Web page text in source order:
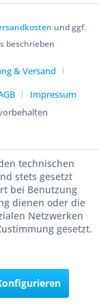
und ggf.
beschrieben
& Versand
Impressum
technischen
stets gesetzt
bei Benutzung
dienen oder die
Netzwerken
gesetzt.